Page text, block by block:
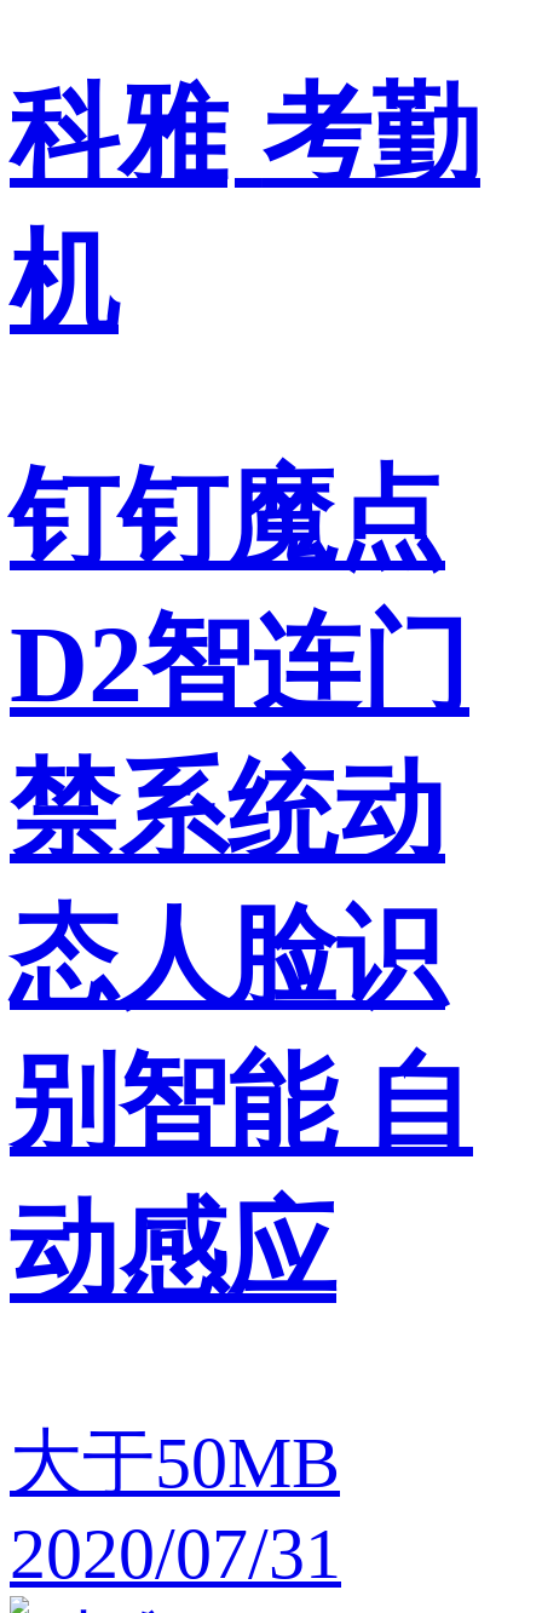
科雅 考勤
机
钉钉魔点
D2智连门
禁系统动
态人脸识
别智能 自
动感应
大于50MB
2020/07/31